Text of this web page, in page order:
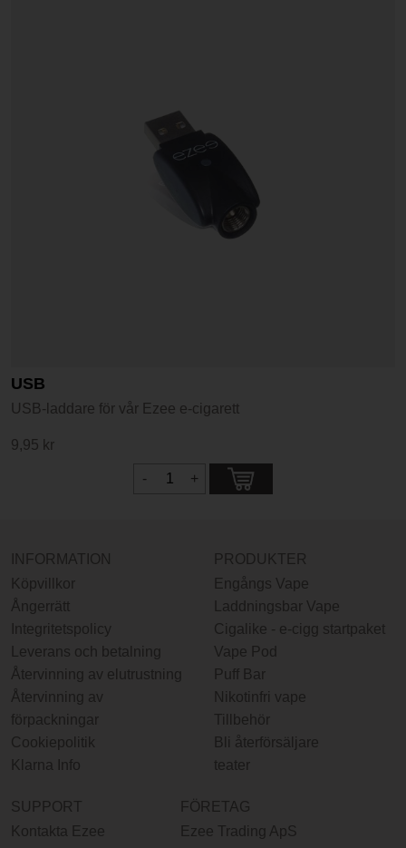
USB
USB-laddare för vår Ezee e-cigarett
9,95 kr
INFORMATION
Köpvillkor
Ångerrätt
Integritetspolicy
Leverans och betalning
Återvinning av elutrustning
Återvinning av
förpackningar
Cookiepolitik
Klarna Info
PRODUKTER
Engångs Vape
Laddningsbar Vape
Cigalike - e-cigg startpaket
Vape Pod
Puff Bar
Nikotinfri vape
Tillbehör
Bli återförsäljare
teater
SUPPORT
Kontakta Ezee
FÖRETAG
Ezee Trading ApS